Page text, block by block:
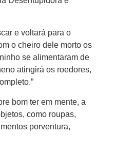
e voltará para o
o cheiro dele morto os
se alimentaram de
atingirá os roedores,
bom ter em mente, a
como roupas,
porventura,